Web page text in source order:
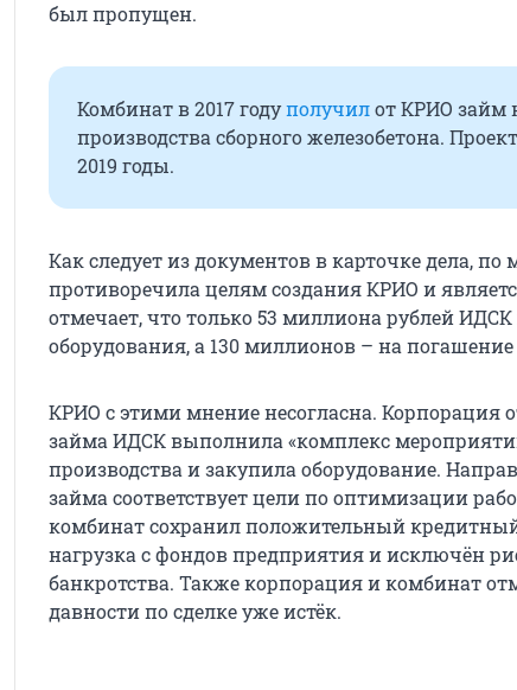
был пропущен.
Комбинат в 2017 годуполучилот КРИО займ
производства сборного железобетона.
2019 годы.
Как следует из документов в карточке дела,
противоречила целям создания КРИО и
отмечает, что только 53 миллиона рублей
оборудования, а 130 миллионов – на
КРИО с этими мнение несогласна. Корпорация
займа ИДСК выполнила «комплекс
производства и закупила оборудование.
займа соответствует цели по оптимизации
комбинат сохранил положительный
нагрузка с фондов предприятия и исключён
банкротства. Также корпорация и комбинат
давности по сделке уже истёк.